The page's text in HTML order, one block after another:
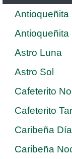
Antioqueñita
Antioqueñita
Astro Luna
Astro Sol
Cafeterito
Cafeterito
Caribeña Día
Caribeña